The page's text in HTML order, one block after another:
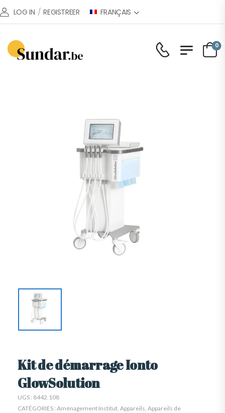
LOG IN / REGISTREER FRANÇAIS
0
Kit de démarrage Ionto
GlowSolution
UGS : 8442.108
CATÉGORIES : Aménagement Institut, Appareils, Appareils de